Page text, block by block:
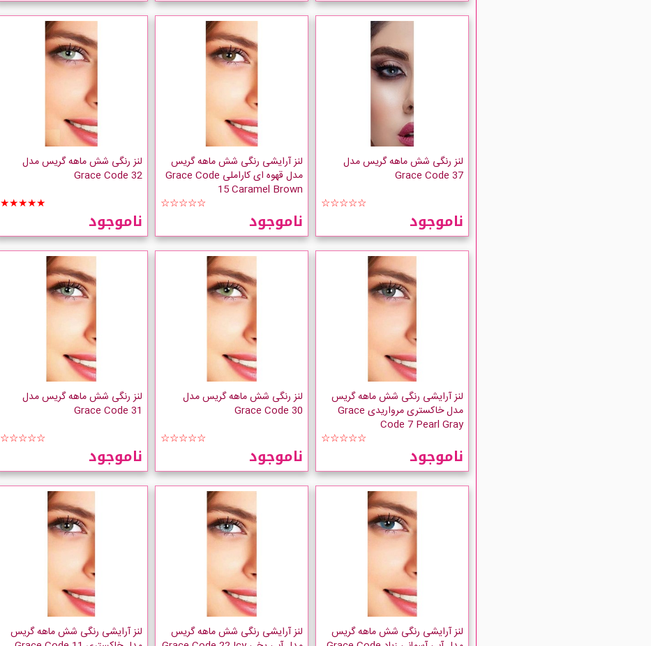
لنز رنگی شش ماهه گریس مدل
Grace Code 37
☆☆☆☆☆
ناموجود
لنز آرایشی رنگی شش ماهه گریس
مدل قهوه ای کاراملی Grace Code
15 Caramel Brown
☆☆☆☆☆
ناموجود
لنز رنگی شش ماهه گریس مدل
Grace Code 32
★★★★★
ناموجود
لنز آرایشی رنگی شش ماهه گریس
مدل خاکستری مرواریدی Grace
Code 7 Pearl Gray
☆☆☆☆☆
ناموجود
لنز رنگی شش ماهه گریس مدل
Grace Code 30
☆☆☆☆☆
ناموجود
لنز رنگی شش ماهه گریس مدل
Grace Code 31
☆☆☆☆☆
ناموجود
لنز آرایشی رنگی شش ماهه گریس
لنز آرایشی رنگی شش ماهه گریس
لنز آرایشی رنگی شش ماهه گریس